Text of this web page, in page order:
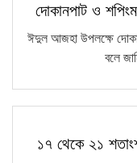
দোকানপাট ও
ঈদুল আজহা উপলক্ষে
বলে
১৭ থেকে ২১